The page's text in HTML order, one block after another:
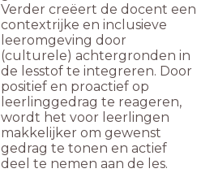
Verder creëert de docent een
contextrijke en inclusieve
leeromgeving door
(culturele) achtergronden in
de lesstof te integreren. Door
positief en proactief op
leerlinggedrag te reageren,
wordt het voor leerlingen
makkelijker om gewenst
gedrag te tonen en actief
deel te nemen aan de les.